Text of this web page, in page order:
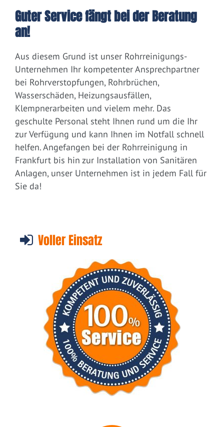
Guter Service fängt bei der Beratung
an!
Aus diesem Grund ist unser Rohrreinigungs-
Unternehmen Ihr kompetenter Ansprechpartner
bei Rohrverstopfungen, Rohrbrüchen,
Wasserschäden, Heizungsausfällen,
Klempnerarbeiten und vielem mehr. Das
geschulte Personal steht Ihnen rund um die Ihr
zur Verfügung und kann Ihnen im Notfall schnell
helfen. Angefangen bei der Rohrreinigung in
Frankfurt bis hin zur Installation von Sanitären
Anlagen, unser Unternehmen ist in jedem Fall für
Sie da!
Voller Einsatz